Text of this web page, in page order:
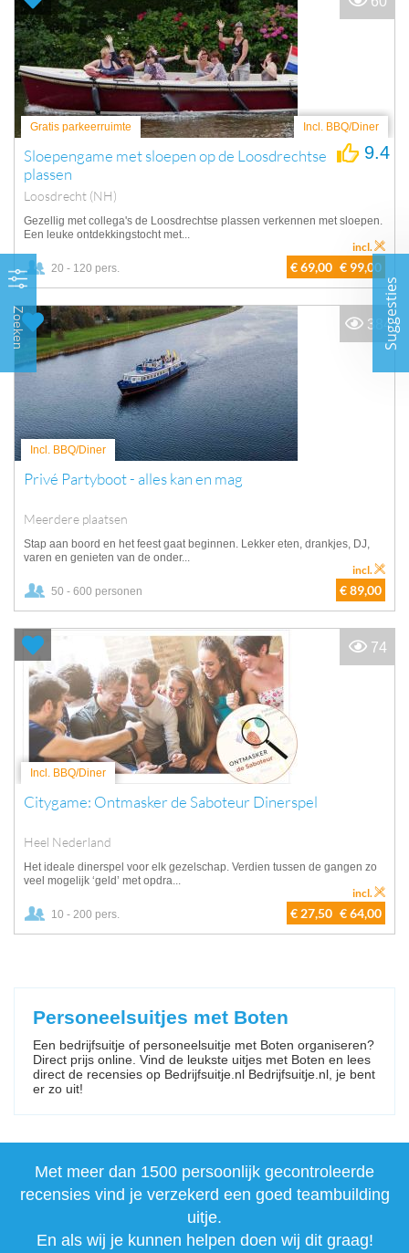
Zoeken
Gratis parkeerruimte Incl. BBQ/Diner
Sloepengame met sloepen op de Loosdrechtse
plassen
Loosdrecht (NH)
9.4
Gezellig met collega's de Loosdrechtse plassen verkennen met sloepen.
Een leuke ontdekkingstocht met...
20 - 120 pers. € 69,00 € 99,00
incl.
Incl. BBQ/Diner
Privé Partyboot - alles kan en mag
Meerdere plaatsen
Stap aan boord en het feest gaat beginnen. Lekker eten, drankjes, DJ,
varen en genieten van de onder...
50 - 600 personen € 89,00
incl.
384
Incl. BBQ/Diner
Citygame: Ontmasker de Saboteur Dinerspel
Heel Nederland
Het ideale dinerspel voor elk gezelschap. Verdien tussen de gangen zo
veel mogelijk ‘geld’ met opdra...
10 - 200 pers. € 27,50 € 64,00
incl.
74
Personeelsuitjes met Boten
Een bedrijfsuitje of personeelsuitje met Boten organiseren?
Direct prijs online. Vind de leukste uitjes met Boten en lees
direct de recensies op Bedrijfsuitje.nl Bedrijfsuitje.nl, je bent
er zo uit!
Met meer dan 1500 persoonlijk gecontroleerde
recensies vind je verzekerd een goed teambuilding
uitje.
En als wij je kunnen helpen doen wij dit graag!
Suggesties